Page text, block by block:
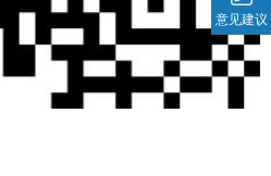
意见建议